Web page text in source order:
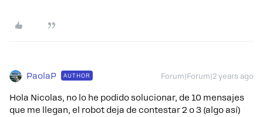
PaolaP AUTHOR Forum|Forum|2 years ago
Hola Nicolas, no lo he podido solucionar, de 10 mensajes
que me llegan, el robot deja de contestar 2 o 3 (algo así)